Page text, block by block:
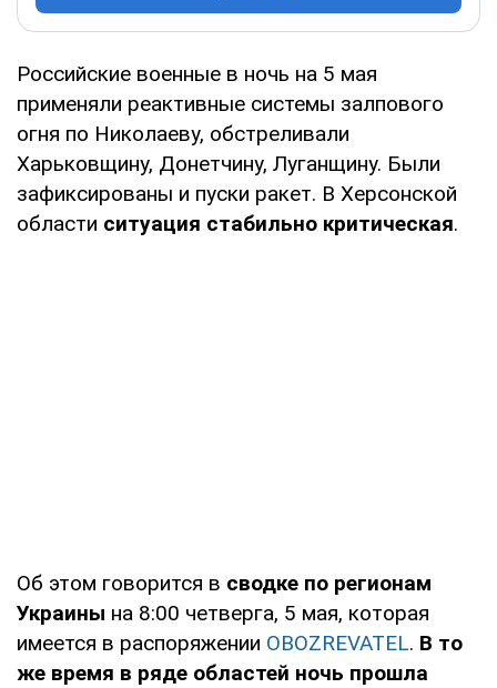
Российские военные в ночь на 5 мая
применяли реактивные системы залпового
огня по Николаеву, обстреливали
Харьковщину, Донетчину, Луганщину. Были
зафиксированы и пуски ракет. В Херсонской
области ситуация стабильно критическая.
Об этом говорится в сводке по регионам
Украины на 8:00 четверга, 5 мая, которая
имеется в распоряжении OBOZREVATEL. В то
же время в ряде областей ночь прошла